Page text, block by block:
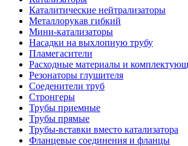
Каталитические нейтрализаторы
Металлорукав гибкий
Мини-катализаторы
Насадки на выхлопную трубу
Пламегасители
Расходные материалы и
Резонаторы глушителя
Соеденители труб
Стронгеры
Трубы приемные
Трубы прямые
Трубы-вставки вместо катализатора
Фланцевые соединения и фланцы